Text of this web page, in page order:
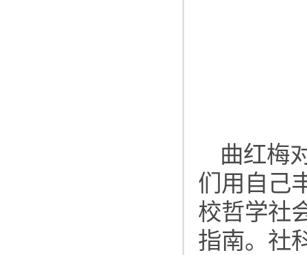
曲红梅
们用自己
校哲学社
指南。社